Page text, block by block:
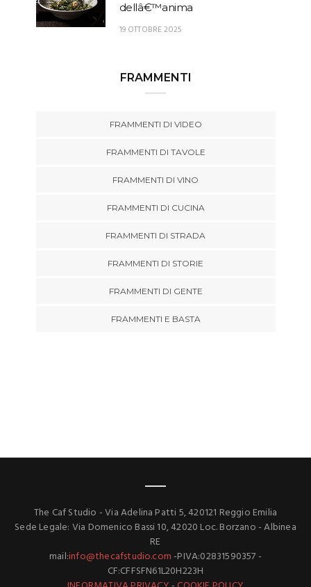
dellâ€™anima
19 OTTOBRE 2025
FRAMMENTI
FRAMMENTI DI VIDEO
FRAMMENTI DI TAVOLE
FRAMMENTI DI VINO
FRAMMENTI DI CUCINA
FRAMMENTI DI STRADA
FRAMMENTI DI STORIE
FRAMMENTI DI GENTE
FRAMMENTI E BASTA
The Caf Studio - Via Adelina Patti 5, 420121 Reggio Emilia
Sede Legale: Via Domenico Bassi 10, 42020 Loc. Borzano - Albinea
RE
mail:info@thecafstudio.com-PIVA:02831590357 -
CF:CFFSFN61L20H223H